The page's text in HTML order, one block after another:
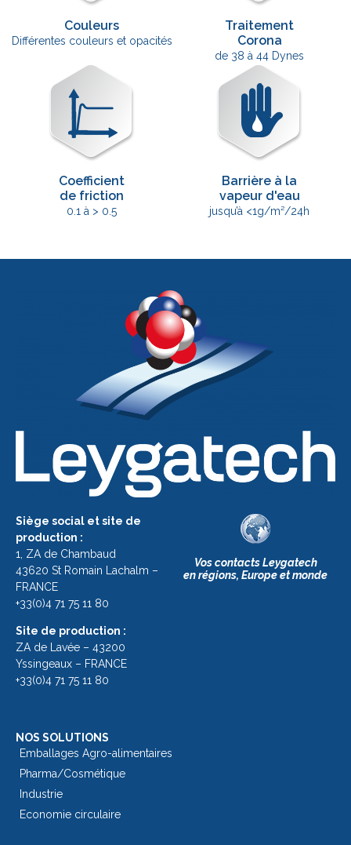
Couleurs
Différentes couleurs et opacités
Traitement
Corona
de 38 à 44 Dynes
Coefficient
de friction
0.1 à > 0.5
Barrière à la
vapeur d'eau
jusqu’à <1g/m²/24h
Siège social et site de
production :
1, ZA de Chambaud
43620 St Romain Lachalm –
FRANCE
+33(0)4 71 75 11 80
Site de production :
ZA de Lavée – 43200
Yssingeaux – FRANCE
+33(0)4 71 75 11 80
Vos contacts Leygatech
en régions, Europe et monde
NOS SOLUTIONS
Emballages Agro-alimentaires
Pharma/Cosmétique
Industrie
Economie circulaire